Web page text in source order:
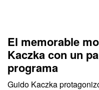
El memorable
Kaczka con un
programa
Guido Kaczka